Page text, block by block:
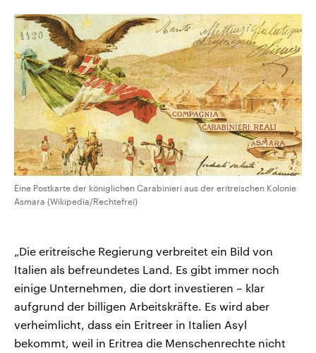
Eine Postkarte der königlichen Carabinieri aus der eritreischen Kolonie
Asmara (Wikipedia/Rechtefrei)
„Die eritreische Regierung verbreitet ein Bild von
Italien als befreundetes Land. Es gibt immer noch
einige Unternehmen, die dort investieren – klar
aufgrund der billigen Arbeitskräfte. Es wird aber
verheimlicht, dass ein Eritreer in Italien Asyl
bekommt, weil in Eritrea die Menschenrechte nicht